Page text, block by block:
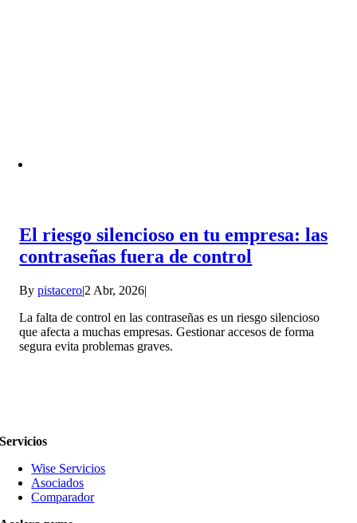
El riesgo silencioso en tu empresa: las
contraseñas fuera de control
Bypistacero|2 Abr, 2026|
La falta de control en las contraseñas es un riesgo silencioso
que afecta a muchas empresas. Gestionar accesos de forma
segura evita problemas graves.
Servicios
Wise Servicios
Asociados
Comparador